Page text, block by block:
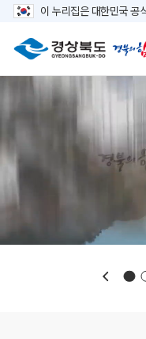
이 누리집은 대한민국 공
보도자료